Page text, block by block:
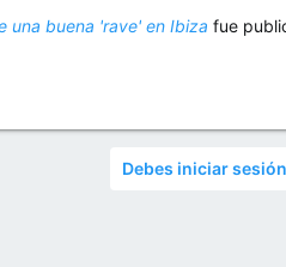
una buena 'rave' en Ibiza fue
Debes iniciar